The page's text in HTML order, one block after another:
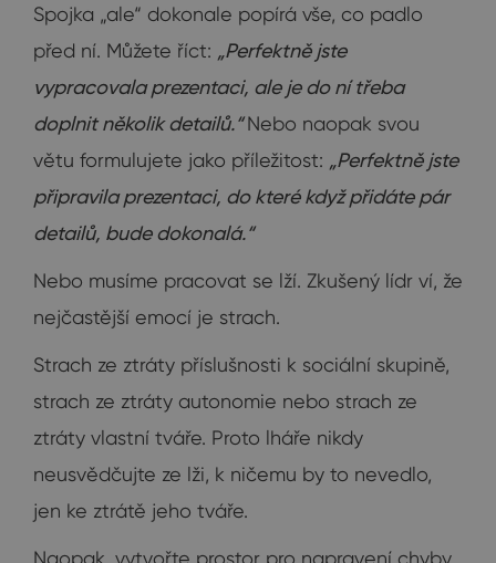
Spojka „ale“ dokonale popírá vše, co padlo
před ní. Můžete říct: „Perfektně jste
vypracovala prezentaci, ale je do ní třeba
doplnit několik detailů.“Nebo naopak svou
větu formulujete jako příležitost: „Perfektně jste
připravila prezentaci, do které když přidáte pár
detailů, bude dokonalá.“
Nebo musíme pracovat se lží. Zkušený lídr ví, že
nejčastější emocí je strach.
Strach ze ztráty příslušnosti k sociální skupině,
strach ze ztráty autonomie nebo strach ze
ztráty vlastní tváře. Proto lháře nikdy
neusvědčujte ze lži, k ničemu by to nevedlo,
jen ke ztrátě jeho tváře.
Naopak, vytvořte prostor pro napravení chyby.